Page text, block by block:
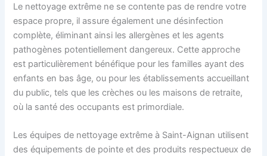
Le nettoyage extrême ne se contente pas de rendre votre
espace propre, il assure également une désinfection
complète, éliminant ainsi les allergènes et les agents
pathogènes potentiellement dangereux. Cette approche
est particulièrement bénéfique pour les familles ayant des
enfants en bas âge, ou pour les établissements accueillant
du public, tels que les crèches ou les maisons de retraite,
où la santé des occupants est primordiale.
Les équipes de nettoyage extrême à Saint-Aignan utilisent
des équipements de pointe et des produits respectueux de